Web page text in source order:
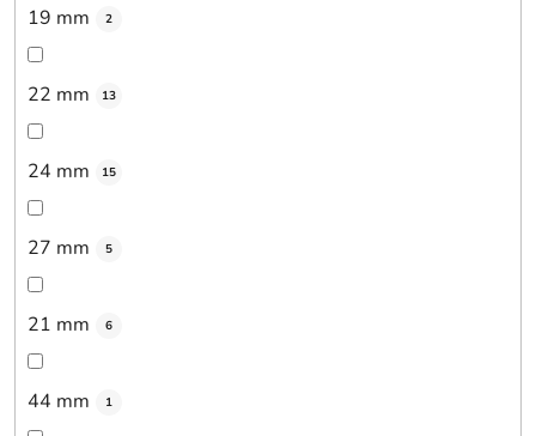
19 mm 2
22 mm 13
24 mm 15
27 mm 5
21 mm 6
44 mm 1